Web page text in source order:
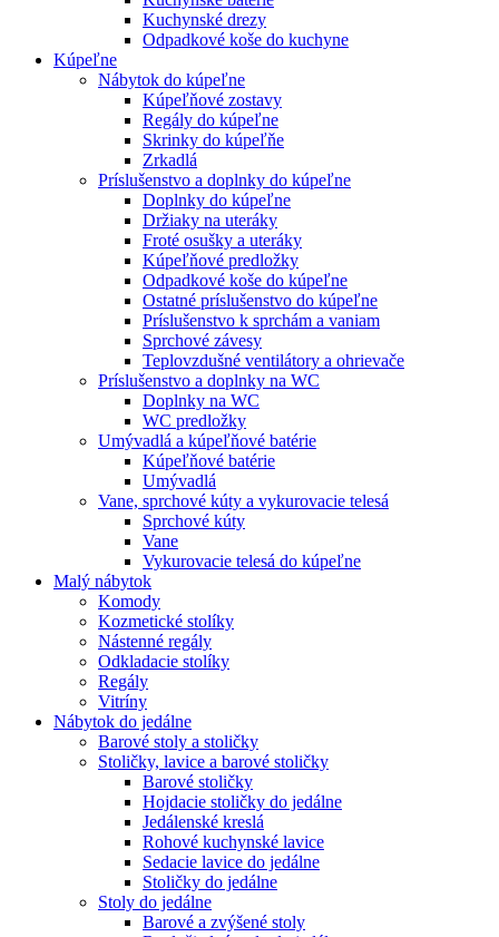
Kuchynské drezy
Odpadkové koše do kuchyne
Kúpeľne
Nábytok do kúpeľne
Kúpeľňové zostavy
Regály do kúpeľne
Skrinky do kúpeľňe
Zrkadlá
Príslušenstvo a doplnky do kúpeľne
Doplnky do kúpeľne
Držiaky na uteráky
Froté osušky a uteráky
Kúpeľňové predložky
Odpadkové koše do kúpeľne
Ostatné príslušenstvo do kúpeľne
Príslušenstvo k sprchám a vaniam
Sprchové závesy
Teplovzdušné ventilátory a ohrievače
Príslušenstvo a doplnky na WC
Doplnky na WC
WC predložky
Umývadlá a kúpeľňové batérie
Kúpeľňové batérie
Umývadlá
Vane, sprchové kúty a vykurovacie telesá
Sprchové kúty
Vane
Vykurovacie telesá do kúpeľne
Malý nábytok
Komody
Kozmetické stolíky
Nástenné regály
Odkladacie stolíky
Regály
Vitríny
Nábytok do jedálne
Barové stoly a stoličky
Stoličky, lavice a barové stoličky
Barové stoličky
Hojdacie stoličky do jedálne
Jedálenské kreslá
Rohové kuchynské lavice
Sedacie lavice do jedálne
Stoličky do jedálne
Stoly do jedálne
Barové a zvýšené stoly